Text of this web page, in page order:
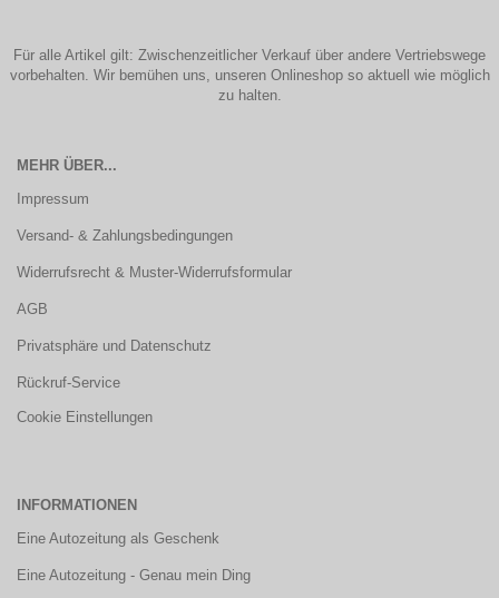
Für alle Artikel gilt: Zwischenzeitlicher Verkauf über andere Vertriebswege
vorbehalten. Wir bemühen uns, unseren Onlineshop so aktuell wie möglich
zu halten.
MEHR ÜBER...
Impressum
Versand- & Zahlungsbedingungen
Widerrufsrecht & Muster-Widerrufsformular
AGB
Privatsphäre und Datenschutz
Rückruf-Service
Cookie Einstellungen
INFORMATIONEN
Eine Autozeitung als Geschenk
Eine Autozeitung - Genau mein Ding